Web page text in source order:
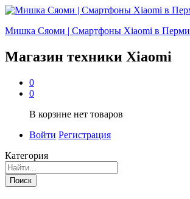
Мишка Сяоми | Смартфоны Xiaomi в Перми
Магазин техники Xiaomi
0
0
В корзине нет товаров
Войти Регистрация
Категория
Поиск